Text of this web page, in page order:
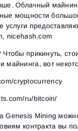
Облачный
мощности
услуги
nicehash.com
прикинуть,
майнинга, вот
cryptocurrency
ru/bitcoin/
Genesis Mining
контракта вы